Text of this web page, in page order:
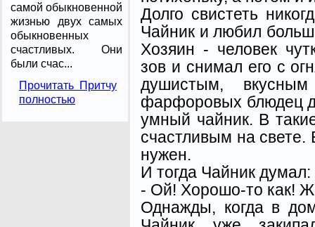
самой обыкновенной
жизнью двух самых
обыкновенных
счастливых. Они
были счас...
Прочитать Притчу
полностью
Долго свистеть
Чайник и любил
Хозяин - человек
зов и снимал его с
душистым,
фарфоровых блюдец
умный чайник. В
счастливым на
нужен.
И тогда Чайник думал:
- Ой! Хорошо-то как!
Однажды, когда в